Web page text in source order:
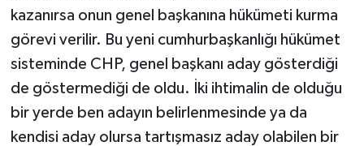
kazanırsa onun genel başkanına hükümeti kurma
görevi verilir. Bu yeni cumhurbaşkanlığı hükümet
sisteminde CHP, genel başkanı aday gösterdiği
de göstermediği de oldu. İki ihtimalin de olduğu
bir yerde ben adayın belirlenmesinde ya da
kendisi aday olursa tartışmasız aday olabilen bir